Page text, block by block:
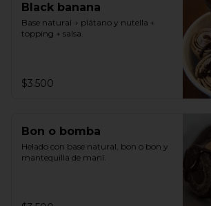
Black banana
Base natural + plátano y nutella +
topping + salsa.
$3.500
Bon o bomba
Helado con base natural, bon o bon y
mantequilla de maní.